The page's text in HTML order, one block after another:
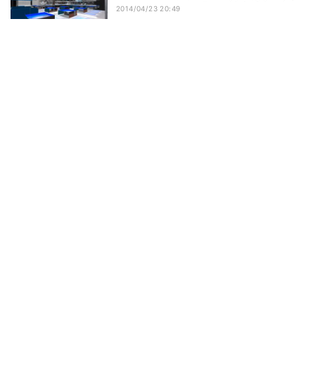
2014/04/23 20:49